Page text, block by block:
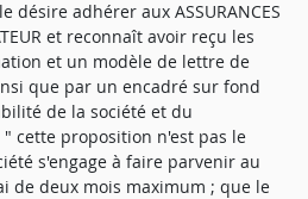
adhérer aux ASSURANCES
et reconnaît avoir reçu les
et un modèle de lettre de
que par un encadré sur fond
de la société et du
cette proposition n'est pas le
s'engage à faire parvenir au
de deux mois maximum ; que le